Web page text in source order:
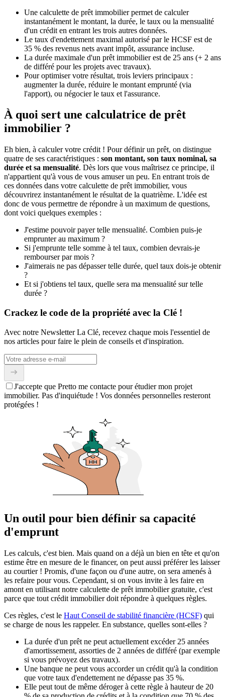
Une calculette de prêt immobilier permet de calculer
instantanément le montant, la durée, le taux ou la mensualité
d'un crédit en entrant les trois autres données.
Le taux d'endettement maximal autorisé par le HCSF est de
35 % des revenus nets avant impôt, assurance incluse.
La durée maximale d'un prêt immobilier est de 25 ans (+ 2 ans
de différé pour les projets avec travaux).
Pour optimiser votre résultat, trois leviers principaux :
augmenter la durée, réduire le montant emprunté (via
l'apport), ou négocier le taux et l'assurance.
À quoi sert une calculatrice de prêt
immobilier ?
Eh bien, à calculer votre crédit ! Pour définir un prêt, on distingue
quatre de ses caractéristiques : son montant, son taux nominal, sa
durée et sa mensualité. Dès lors que vous maîtrisez ce principe, il
n'appartient qu'à vous de vous amuser un peu. En entrant trois de
ces données dans votre calculette de prêt immobilier, vous
découvrirez instantanément le résultat de la quatrième. L'idée est
donc de vous permettre de répondre à un maximum de questions,
dont voici quelques exemples :
J'estime pouvoir payer telle mensualité. Combien puis-je
emprunter au maximum ?
Si j'emprunte telle somme à tel taux, combien devrais-je
rembourser par mois ?
J'aimerais ne pas dépasser telle durée, quel taux dois-je obtenir
?
Et si j'obtiens tel taux, quelle sera ma mensualité sur telle
durée ?
Crackez le code de la propriété avec la Clé !
Avec notre Newsletter La Clé, recevez chaque mois l'essentiel de
nos articles pour faire le plein de conseils et d'inspiration.
J'accepte que Pretto me contacte pour étudier mon projet
immobilier. Pas d'inquiétude ! Vos données personnelles resteront
protégées !
Un outil pour bien définir sa capacité
d'emprunt
Les calculs, c'est bien. Mais quand on a déjà un bien en tête et qu'on
estime être en mesure de le financer, on peut aussi préférer les laisser
au courtier ! Promis, d'une façon ou d'une autre, on sera amenés à
les refaire pour vous. Cependant, si on vous invite à les faire en
amont en utilisant notre calculette de prêt immobilier gratuite, c'est
parce que tout crédit immobilier doit répondre à quelques règles.
Ces règles, c'est le Haut Conseil de stabilité financière (HCSF) qui
se charge de nous les rappeler. En substance, quelles sont-elles ?
La durée d'un prêt ne peut actuellement excéder 25 années
d'amortissement, assorties de 2 années de différé (par exemple
si vous prévoyez des travaux).
Une banque ne peut vous accorder un crédit qu'à la condition
que votre taux d'endettement ne dépasse pas 35 %.
Elle peut tout de même déroger à cette règle à hauteur de 20